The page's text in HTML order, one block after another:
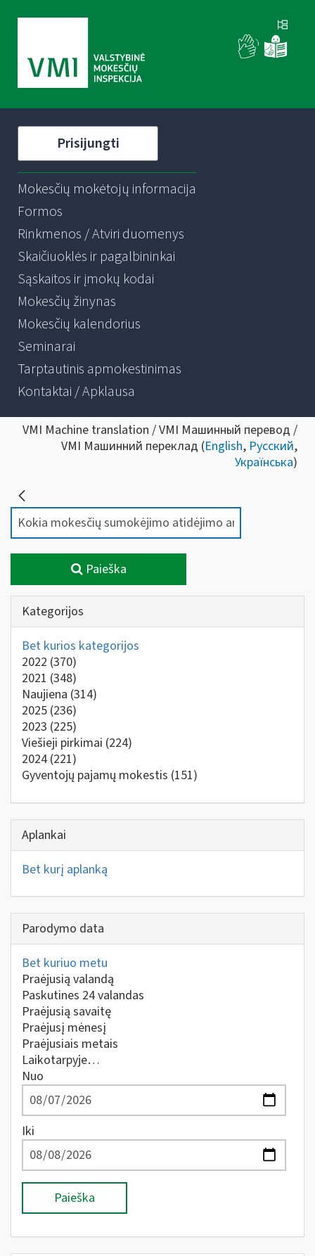
Prisijungti
Mokesčių mokėtojų informacija
Formos
Rinkmenos / Atviri duomenys
Skaičiuoklės ir pagalbininkai
Sąskaitos ir įmokų kodai
Mokesčių žinynas
Mokesčių kalendorius
Seminarai
Tarptautinis apmokestinimas
Kontaktai / Apklausa
VMI Machine translation / VMI Машинный перевод /
VMI Машинний переклад (English, Русский,
Українська)
Paieška
Kategorijos
Bet kurios kategorijos
2022 (370)
2021 (348)
Naujiena (314)
2025 (236)
2023 (225)
Viešieji pirkimai (224)
2024 (221)
Gyventojų pajamų mokestis (151)
Aplankai
Bet kurį aplanką
Parodymo data
Bet kuriuo metu
Praėjusią valandą
Paskutines 24 valandas
Praėjusią savaitę
Praėjusį mėnesį
Praėjusiais metais
Laikotarpyje…
Nuo
Iki
Paieška